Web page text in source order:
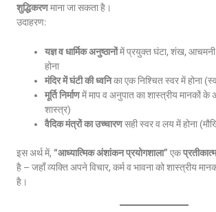
शुद्धिकरणमाना जा सकता है।
उदाहरण:
यज्ञ व धार्मिक अनुष्ठानोंमें प्रयुक्त घंटा, शंख, आचमनी
होना
मंदिर में घंटी की ध्वनिका एक निश्चित स्वर में होना
मूर्ति निर्माणमें माप व अनुपात का शास्त्रीय मानकों
शास्त्र)
वैदिक मंत्रों का उच्चारणसही स्वर व लय में होना
इस अर्थ में, “आध्यात्मिक अंशांकन प्रयोगशाला” एक
है – जहाँ व्यक्ति अपने विचार, कर्म व भावना को शास्त्रीय
है।